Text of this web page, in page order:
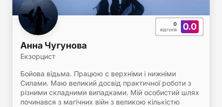
0.0
0
відгуків
Анна Чугунова
Екзорцист
Бойова відьма. Працюю с верхніми і нижніми
Силами. Маю великий досвід практичної роботи з
різними складними випадками. Мій особистий шлях
починався з магічних війн з великою кількістю